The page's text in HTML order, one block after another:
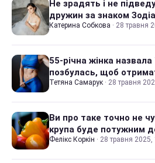
Не зрадять і не
дружин за знаком
Катерина Собкова · 28 травня
55-річна жінка
позбулась, щоб
Тетяна Самарук · 28 травня
Ви про таке точно не
крупа буде потужним
Фелікс Коркін · 28 травня 2025,